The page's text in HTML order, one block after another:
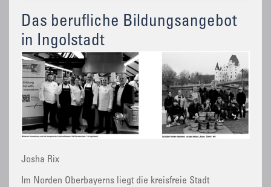
Das berufliche Bildungsangebot
in Ingolstadt
Josha Rix
Im Norden Oberbayerns liegt die kreisfreie Stadt